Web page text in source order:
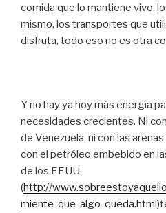
comida que lo mantiene vivo,
mismo, los transportes que
disfruta, todo eso no es otra
Y no hay ya hoy más energía
necesidades crecientes. Ni
de Venezuela, ni con las
con el petróleo embebido en
de los EEUU
(http://
miente-que-algo-queda.html)